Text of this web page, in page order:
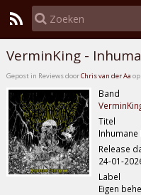
VerminKing -
Gepost in Reviews doorChris van der Aa op
Band
Titel
Release
24-01-
Label
Eigen